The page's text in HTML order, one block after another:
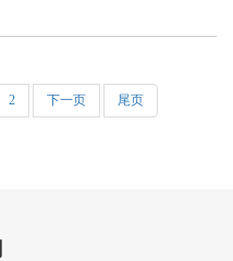
2 下一页 尾页